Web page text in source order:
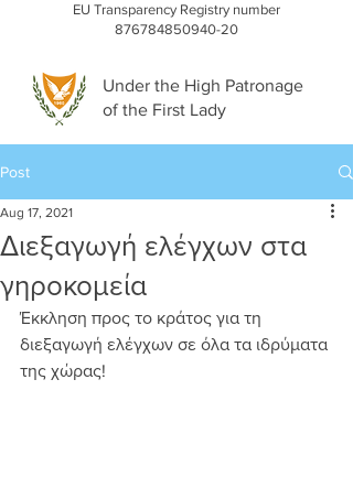
EU Transparency Registry number
876784850940-20
Under the High Patronage
of the First Lady
Post
Διεξαγωγή ελέγχων στα
γηροκομεία
Aug 17, 2021
Έκκληση προς το κράτος για τη
διεξαγωγή ελέγχων σε όλα τα ιδρύματα
της χώρας!